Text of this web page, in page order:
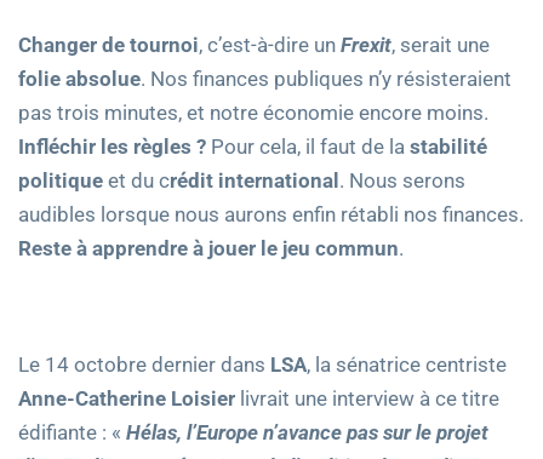
Changer de tournoi, c’est-à-dire un Frexit, serait une
folie absolue. Nos finances publiques n’y résisteraient
pas trois minutes, et notre économie encore moins.
Infléchir les règles ? Pour cela, il faut de la stabilité
politique et du crédit international . Nous serons
audibles lorsque nous aurons enfin rétabli nos finances.
Reste à apprendre à jouer le jeu commun.
Le 14 octobre dernier dans LSA, la sénatrice centriste
Anne-Catherine Loisier livrait une interview à ce titre
édifiante : « Hélas, l’Europe n’avance pas sur le projet